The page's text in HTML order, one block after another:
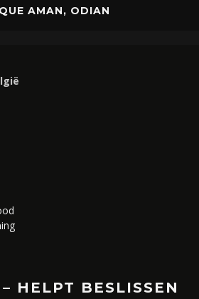
AMAN, ODIAN
HELPT BESLISSEN